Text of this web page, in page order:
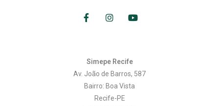
Simepe Recife
Av. João de Barros, 587
Bairro: Boa Vista
Recife-PE